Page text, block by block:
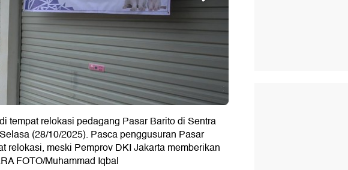
tempat relokasi pedagang Pasar Barito di Sentra
(28/10/2025). Pasca penggusuran Pasar
relokasi, meski Pemprov DKI Jakarta memberikan
FOTO/Muhammad Iqbal